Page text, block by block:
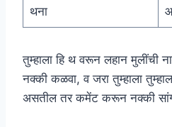
थना
तुम्हाला हि थ वरून लहान मुलींची
नक्की कळवा, व जरा तुम्हाला
असतील तर कमेंट करून नक्की